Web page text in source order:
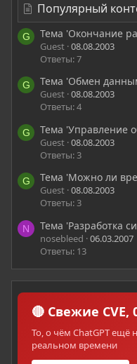
Популярный
G Тема 'Окончание
Guest 08.08.2003
Ответы: 7
G Тема 'Обмен
Guest 08.08.2003
Ответы: 4
G Тема 'Управление
Guest 08.08.2003
Ответы: 3
G Тема 'Можно ли
Guest 08.08.2003
Ответы: 3
N Тема 'Разработка
nosebleed 06.03.2007
Ответы: 13
🔴 Свежие
То, о чём ChatGPT ещё
реальном времени